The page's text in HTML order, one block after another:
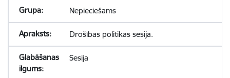
Nepieciešams
Drošības politikas sesija.
Sesija